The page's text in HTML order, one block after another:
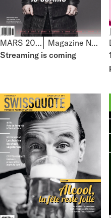
MARS 2020
Magazine N°61
Streaming is coming